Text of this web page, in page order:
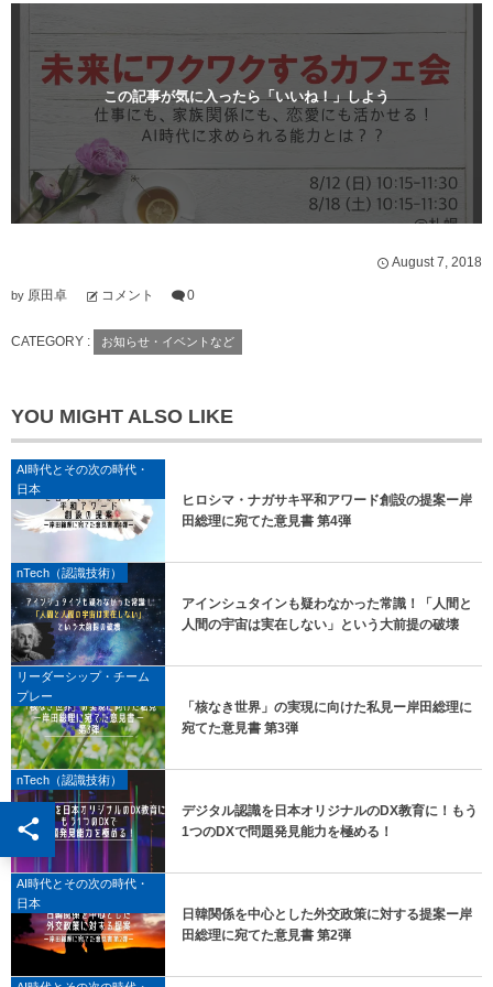
)
ン
ド
ウ
で
開
き
ま
す
)
この記事が気に入ったら「いいね！」しよう
August 7 2018
by 原田卓 コメント 0
CATEGORY : お知らせ・イベントなど
YOU MIGHT ALSO LIKE
AI時代とその次の時代・
日本
ヒロシマ・ナガサキ平和アワード創設の提案ー岸
田総理に宛てた意見書 第4弾
nTech（認識技術）
アインシュタインも疑わなかった常識！「人間と
人間の宇宙は実在しない」という大前提の破壊
リーダーシップ・チーム
プレー
「核なき世界」の実現に向けた私見ー岸田総理に
宛てた意見書 第3弾
nTech（認識技術）
デジタル認識を日本オリジナルのDX教育に！もう
1つのDXで問題発見能力を極める！
AI時代とその次の時代・
日本
日韓関係を中心とした外交政策に対する提案ー岸
田総理に宛てた意見書 第2弾